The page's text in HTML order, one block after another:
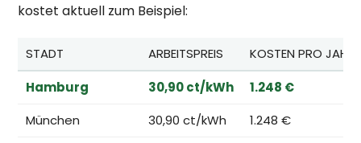
kostet aktuell zum Beispiel:
STADT ARBEITSPREIS
KOSTEN PRO JAHR*
Hamburg
30,90 ct/kWh
1.248 €
München
30,90 ct/kWh
1.248 €